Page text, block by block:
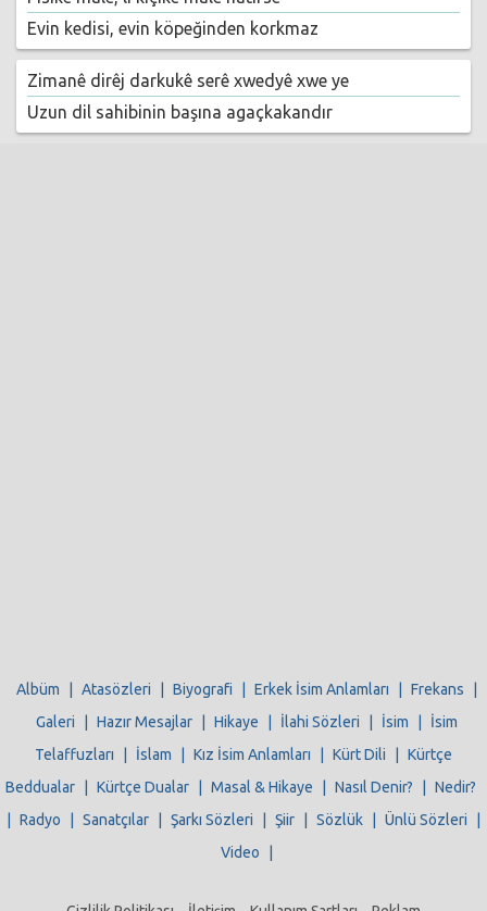
Evin kedisi, evin köpeğinden korkmaz
Zimanê dirêj darkukê serê xwedyê xwe ye
Uzun dil sahibinin başına agaçkakandır
Albüm Atasözleri Biyografi Erkek İsim Anlamları Frekans
Galeri
Hazır Mesajlar Hikaye İlahi Sözleri İsim
İsim
Telaffuzları
İslam Kız İsim Anlamları Kürt Dili
Kürtçe
Beddualar
Kürtçe Dualar Masal & Hikaye Nasıl Denir?
Nedir?
Radyo Sanatçılar Şarkı Sözleri Şiir Sözlük Ünlü Sözleri
Video